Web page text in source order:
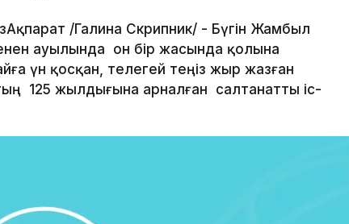
/Галина Скрипник/ - Бүгін Жамбыл
ауылында он бір жасында қолына
үн қосқан, телегей теңіз жыр жазған
125 жылдығына арналған салтанатты іс-